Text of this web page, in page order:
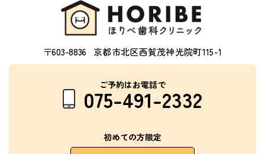
〒603-8836 京都市北区西賀茂神光院町115-1
ご予約はお電話で
075-491-2332
初めての方限定